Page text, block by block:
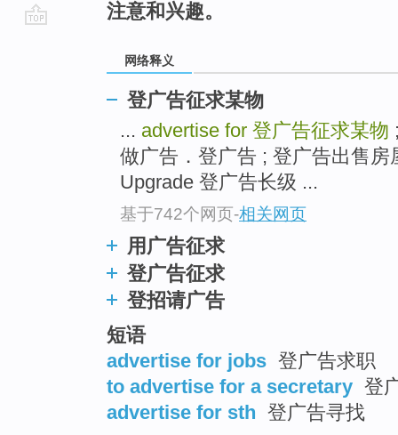
注意和兴趣。
网络释义
登广告征求某物
... advertise for 登广告征求某物
做广告．登广告 ; 登广告出售
Upgrade 登广告长级 ...
基于742个网页-相关网页
用广告征求
登广告征求
登招请广告
短语
advertise for jobs 登广告求职
to advertise for a secretary 登
advertise for sth 登广告寻找